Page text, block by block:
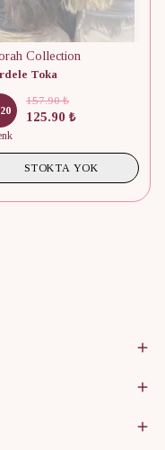
Collection
Toka
20
157.90 ₺
125.90 ₺
STOKTA YOK